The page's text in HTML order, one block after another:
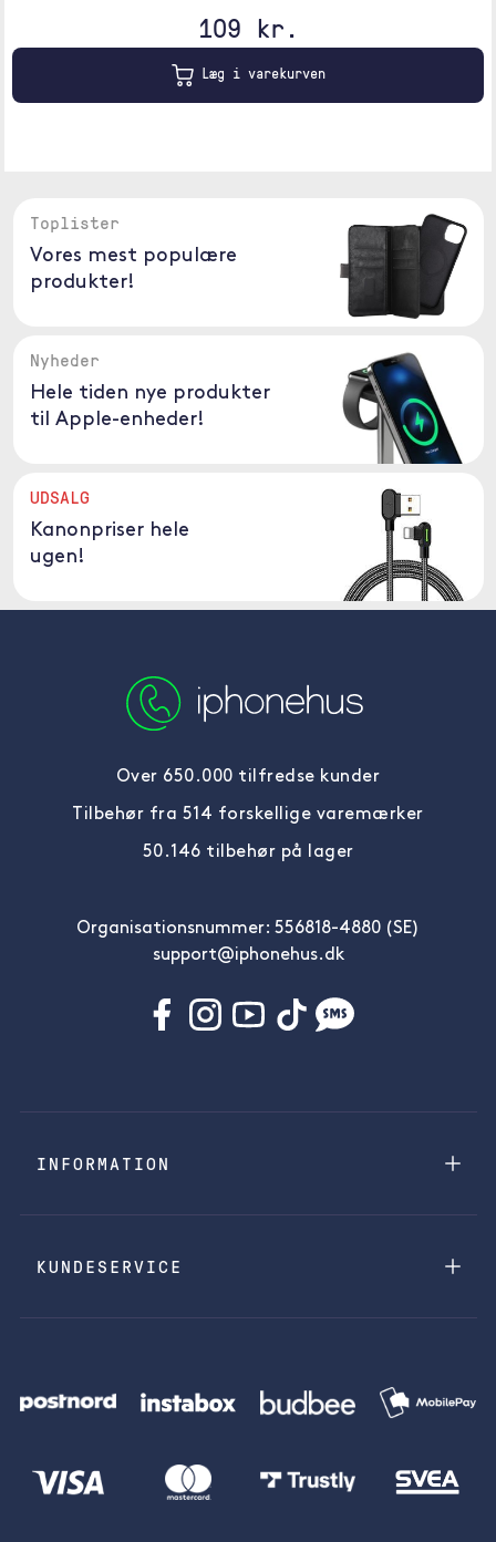
109 kr.
Læg i varekurven
Toplister
Vores mest populære
produkter!
Nyheder
Hele tiden nye produkter
til Apple-enheder!
UDSALG
Kanonpriser hele
ugen!
Over 650.000 tilfredse kunder
Tilbehør fra 514 forskellige varemærker
50.146 tilbehør på lager
Organisationsnummer: 556818-4880 (SE)
support@iphonehus.dk
INFORMATION
KUNDESERVICE